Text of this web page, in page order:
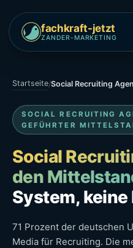
fachkraft-jetzt
ZANDER-MARKETING
Startseite/Social Recruiting
SOCIAL RECRUITING
GEFÜHRTER
Social
den
System, keine
71 Prozent der deutschen
Media für Recruiting. Die